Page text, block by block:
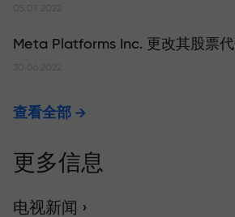
Meta Platforms Inc. 更改其股票
30.06.2022
查看全部
更多信息
电视新闻 ›